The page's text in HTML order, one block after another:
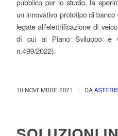
pubblico per lo studio, la
un innovativo prototipo di
legate all’elettrificazione di
di cui al Piano Sviluppo e
n.499/2022).
10 NOVEMBRE 2021 / DA